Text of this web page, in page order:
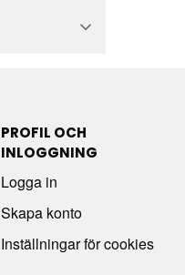
PROFIL OCH
INLOGGNING
Logga in
Skapa konto
Inställningar för cookies